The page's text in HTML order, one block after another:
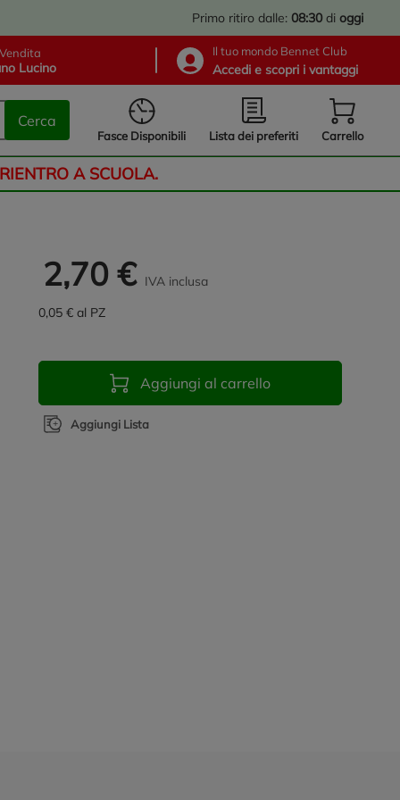
Primo ritiro dalle: 08:30 di oggi
Lucino
Il tuo mondo Bennet Club
Accedi e scopri i vantaggi
Cerca
Fasce Disponibili Lista dei preferiti Carrello
A SCUOLA.
2,70 € IVA inclusa
0,05 € al PZ
Aggiungi al carrello
Aggiungi Lista